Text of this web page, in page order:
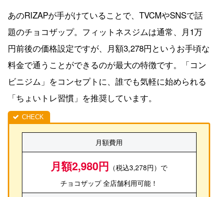
あのRIZAPが手がけていることで、TVCMやSNSで話
題のチョコザップ。フィットネスジムは通常、月1万
円前後の価格設定ですが、月額3,278円というお手頃な
料金で通うことができるのが最大の特徴です。「コン
ビニジム」をコンセプトに、誰でも気軽に始められる
「ちょいトレ習慣」を推奨しています。
月額費用
月額2,980円 （税込3,278円）で
チョコザップ 全店舗利用可能！